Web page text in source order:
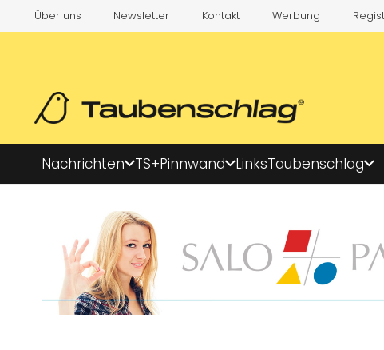
Über uns Newsletter Kontakt Werbung
Nachrichten TS+Pinnwand LinksTaubenschlag